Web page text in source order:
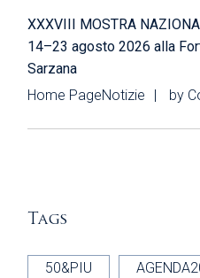
XXXVIII MOSTRA
14–23 agosto 2026 alla
Sarzana
Home PageNotizie by
Tags
50&PIU